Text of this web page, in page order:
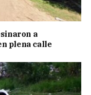
a
plena calle